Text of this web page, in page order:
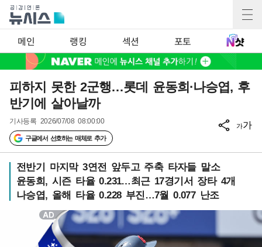
메인 랭킹 섹션 포토
피하지 못한 2군행…롯데 윤동희·나승엽, 후
반기에 살아날까
기사등록 2026/07/08 08:00:00
구글에서 선호하는 매체로 추가
가가
전반기 마지막 3연전 앞두고 주축 타자들 말소
윤동희, 시즌 타율 0.231…최근 17경기서 장타 4개
나승엽, 올해 타율 0.228 부진…7월 0.077 난조